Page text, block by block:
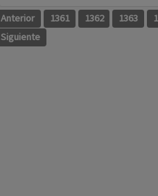
Anterior 1361 1362 1363
Siguiente